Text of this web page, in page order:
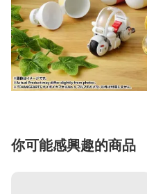
你可能感興趣的商品